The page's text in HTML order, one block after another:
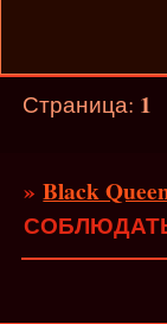
Страница: 1
»Black